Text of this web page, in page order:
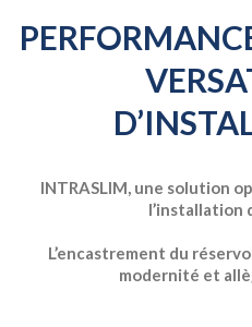
INTRASLIM, une solution
l’installation
L’encastrement du
modernité et